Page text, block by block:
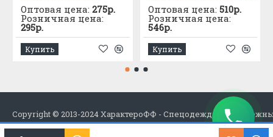
Оптовая цена: 275р.
Розничная цена:
295р.
Купить
Оптовая цена: 510р.
Розничная цена:
546р.
Купить
Copyright © 2013-2024 ХарактероФФ - Спецодежда в